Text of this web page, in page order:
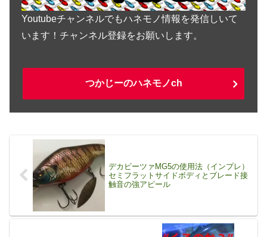
Youtubeチャンネルでもハネモノ情報を発信しいて
います！チャンネル登録をお願いします。
つかじーのハネモノch
デカビーツァMG5の使用法（インプレ）
セミフラットサイドボディとブレード接
触音の強アピール